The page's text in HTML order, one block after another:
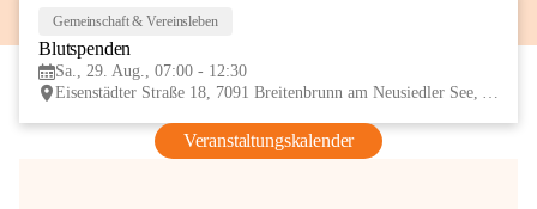
Gemeinschaft & Vereinsleben
Blutspenden
Sa., 29. Aug., 07:00 - 12:30
Eisenstädter Straße 18, 7091 Breitenbrunn am Neusiedler See, AUT
Veranstaltungskalender